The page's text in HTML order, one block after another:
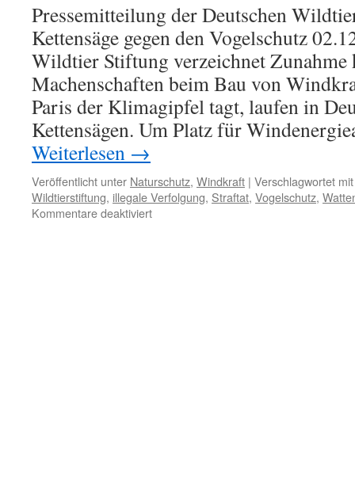
Pressemitteilung der Deutschen
Kettensäge gegen den Vogelschutz
Wildtier Stiftung verzeichnet
Machenschaften beim Bau von
Paris der Klimagipfel tagt, laufen in
Kettensägen. Um Platz für
Weiterlesen →
Veröffentlicht unter Naturschutz, Windkraft | Verschlagwortet mit
Wildtierstiftung, illegale Verfolgung, Straftat, Vogelschutz,
Kommentare deaktiviertfür